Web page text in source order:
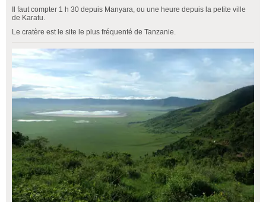
Il faut compter 1 h 30 depuis Manyara, ou une heure depuis la petite ville
de Karatu.
Le cratère est le site le plus fréquenté de Tanzanie.